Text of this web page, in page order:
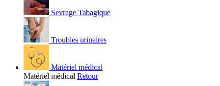
Sevrage Tabagique
Troubles urinaires
Matériel médical
Matériel médical Retour